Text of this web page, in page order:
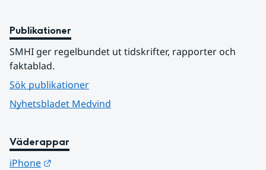
Publikationer
SMHI ger regelbundet ut tidskrifter, rapporter och
faktablad.
Sök publikationer
Nyhetsbladet Medvind
Väderappar
iPhone